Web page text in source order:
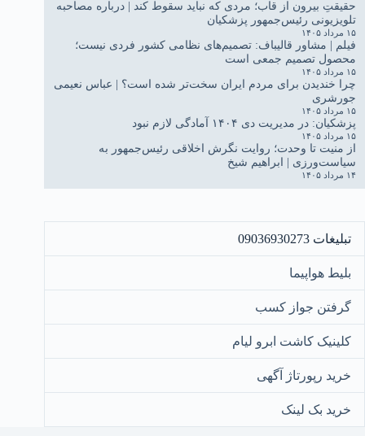
حقیقتِ بیرون از قاب؛ مردی که نباید سقوط کند | درباره مصاحبه
تلویزیونی رئیس‌جمهور پزشکیان
۱۵ مرداد ۱۴۰۵
فیلم | مشاور قالیباف: تصمیم‌های نظامی کشور فردی نیست؛
محصول تصمیم جمعی است
۱۵ مرداد ۱۴۰۵
چرا خندیدن برای مردم ایران سخت‌تر شده است؟ | عباس نعیمی
جورشری
۱۵ مرداد ۱۴۰۵
پزشکیان: در مدیریت دی ۱۴۰۴ آمادگی لازم نبود
۱۵ مرداد ۱۴۰۵
از منیت تا وحدت؛ روایت نگرش اخلاقی رئیس‌جمهور به
سیاست‌ورزی | ابراهیم شیخ
۱۴ مرداد ۱۴۰۵
تبلیغات 09036930273
بلیط هواپیما
گرفتن جواز کسب
کلینیک کاشت ابرو لیام
خرید رپورتاژ آگهی
خرید بک لینک